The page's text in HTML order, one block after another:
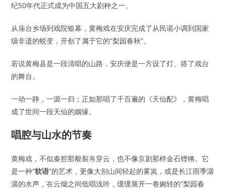
纪50年代正式成为中国五大剧种之一。
从庙台乡场到戏院银幕，黄梅戏在安庆完成了从民谣小调到国家
级非遗的蜕变，开创了属于它的“梨园春秋”。
若说黄梅县是一段清唱的山路，安庆便是一方设了灯、搭了戏台
的舞台。
一动一静，一源一归；正如那唱了千百遍的《天仙配》，黄梅唱
成了世间一段天仙的姻缘。
唱腔与山水的节奏
黄梅戏，不似秦腔那般裂帛穿云，也不像京剧那样金石铿锵。它
是一种“软语”的艺术，更像大别山间轻起的雾岚，或是长江雨季潺
潺的水声，在云烟之间低唱浅吟，缓缓展开一卷婉转的“梨园春